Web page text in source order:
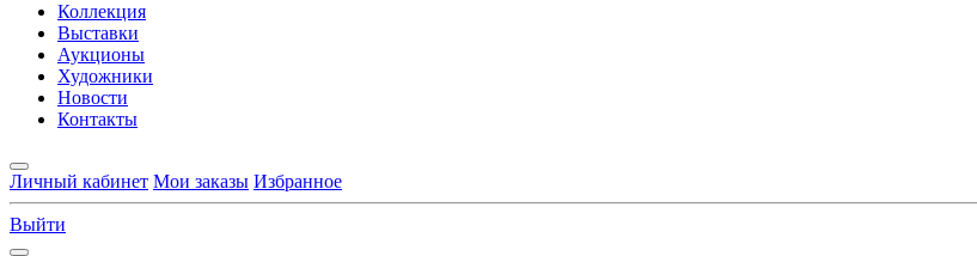
Коллекция
Выставки
Аукционы
Художники
Новости
Контакты
Личный кабинет Мои заказы Избранное
Выйти